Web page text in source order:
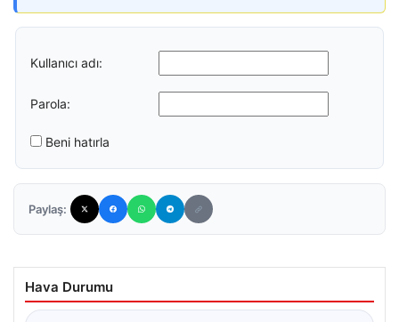
Kullanıcı adı:
Parola:
Beni hatırla
Paylaş:
Hava Durumu